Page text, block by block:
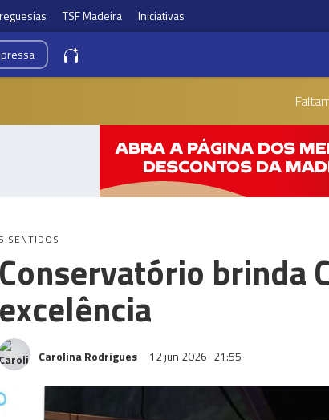
TSF Madeira Iniciativas
5 SENTIDOS
Conservatório brinda
excelência
Carolina Rodrigues 12 jun 2026 21:55